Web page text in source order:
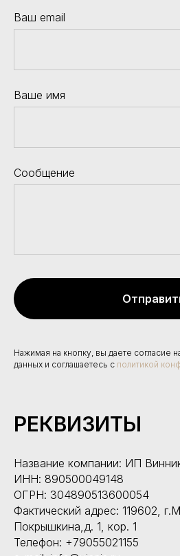
Ваш email
Ваше имя
Сообщение
Нажимая на кнопку, вы даете согласие
данных и соглашаетесь c политикой
РЕКВИЗИТЫ
Название компании: ИП
ИНН: 890500049148
ОГРН: 304890513600054
Фактический адрес: 119602,
Покрышкина,д. 1, кор. 1
Телефон: +79055021155